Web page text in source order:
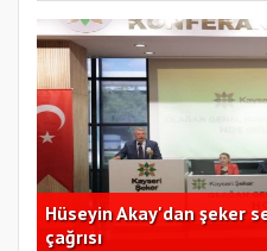
Hüseyin Akay'dan şeker
çağrısı